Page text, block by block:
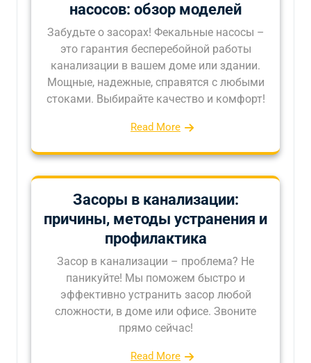
насосов: обзор моделей
Забудьте о засорах! Фекальные насосы –
это гарантия бесперебойной работы
канализации в вашем доме или здании.
Мощные, надежные, справятся с любыми
стоками. Выбирайте качество и комфорт!
Read More
Засоры в канализации:
причины, методы устранения и
профилактика
Засор в канализации – проблема? Не
паникуйте! Мы поможем быстро и
эффективно устранить засор любой
сложности, в доме или офисе. Звоните
прямо сейчас!
Read More